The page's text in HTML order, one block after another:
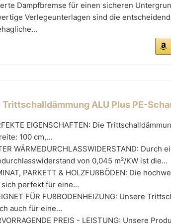
Dampfbremse für einen sicheren
Verlegeunterlagen sind die
ALU Plus PE-
EIGENSCHAFTEN: Die
100 cm,...
WÄRMEDURCHLASSWIDERSTAND: Durch
von 0,045 m²/KW ist die...
PARKETT & HOLZFUßBÖDEN: Die
perfekt für eine...
FÜR FUßBODENHEIZUNG: Unsere
auch für eine...
PREIS - LEISTUNG: Unsere